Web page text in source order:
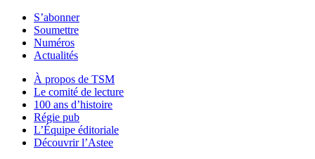
S’abonner
Soumettre
Numéros
Actualités
À propos de TSM
Le comité de lecture
100 ans d’histoire
Régie pub
L’Équipe éditoriale
Découvrir l’Astee